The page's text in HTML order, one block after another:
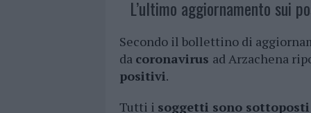
L’ultimo aggiornamento sui
Secondo il bollettino di
da coronavirus ad Arzachena
positivi.
Tutti i soggetti sono